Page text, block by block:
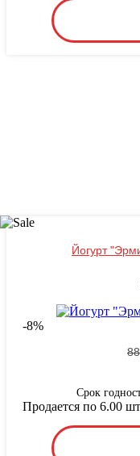
Йогурт
-8%
Срок
Продается по 6.00